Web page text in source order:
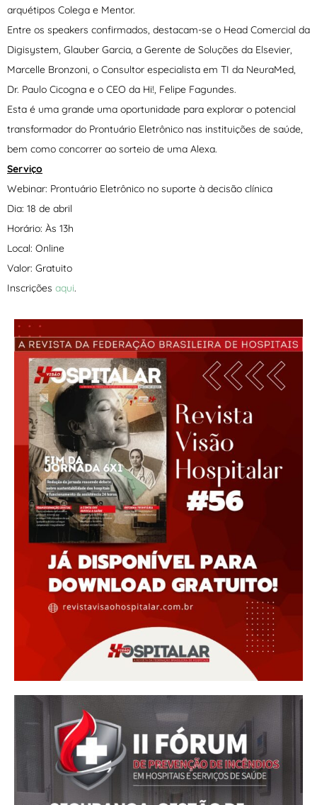
arquétipos Colega e Mentor.
Entre os speakers confirmados, destacam-se o Head Comercial da
Digisystem, Glauber Garcia, a Gerente de Soluções da Elsevier,
Marcelle Bronzoni, o Consultor especialista em TI da NeuraMed,
Dr. Paulo Cicogna e o CEO da Hi!, Felipe Fagundes.
Esta é uma grande uma oportunidade para explorar o potencial
transformador do Prontuário Eletrônico nas instituições de saúde,
bem como concorrer ao sorteio de uma Alexa.
Serviço
Webinar: Prontuário Eletrônico no suporte à decisão clínica
Dia: 18 de abril
Horário: Às 13h
Local: Online
Valor: Gratuito
Inscrições aqui.